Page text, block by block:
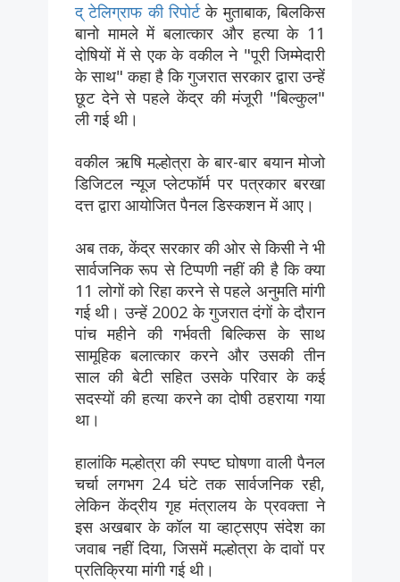
द् टेलिग्राफ की रिपोर्ट के मुताबाक, बिलकिस
बानो मामले में बलात्कार और हत्या के 11
दोषियों में से एक के वकील ने "पूरी जिम्मेदारी
के साथ" कहा है कि गुजरात सरकार द्वारा उन्हें
छूट देने से पहले केंद्र की मंजूरी "बिल्कुल"
ली गई थी।
वकील ऋषि मल्होत्रा ​​के बार-बार बयान मोजो
डिजिटल न्यूज प्लेटफॉर्म पर पत्रकार बरखा
दत्त द्वारा आयोजित पैनल डिस्कशन में आए।
अब तक, केंद्र सरकार की ओर से किसी ने भी
सार्वजनिक रूप से टिप्पणी नहीं की है कि क्या
11 लोगों को रिहा करने से पहले अनुमति मांगी
गई थी। उन्हें 2002 के गुजरात दंगों के दौरान
पांच महीने की गर्भवती बिल्किस के साथ
सामूहिक बलात्कार करने और उसकी तीन
साल की बेटी सहित उसके परिवार के कई
सदस्यों की हत्या करने का दोषी ठहराया गया
था।
हालांकि मल्होत्रा ​​की स्पष्ट घोषणा वाली पैनल
चर्चा लगभग 24 घंटे तक सार्वजनिक रही,
लेकिन केंद्रीय गृह मंत्रालय के प्रवक्ता ने
इस अखबार के कॉल या व्हाट्सएप संदेश का
जवाब नहीं दिया, जिसमें मल्होत्रा ​​के दावों पर
प्रतिक्रिया मांगी गई थी।